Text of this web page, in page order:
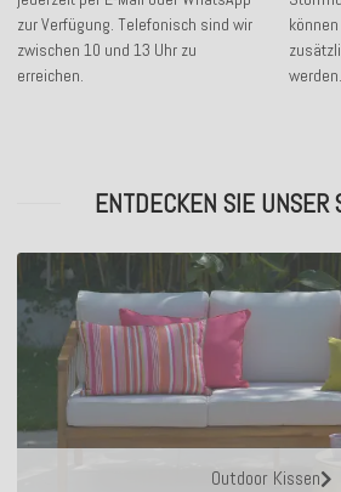
zur Verfügung. Telefonisch sind wir
zwischen 10 und 13 Uhr zu
erreichen.
werden.
ENTDECKEN SIE UNSER
Outdoor Kissen